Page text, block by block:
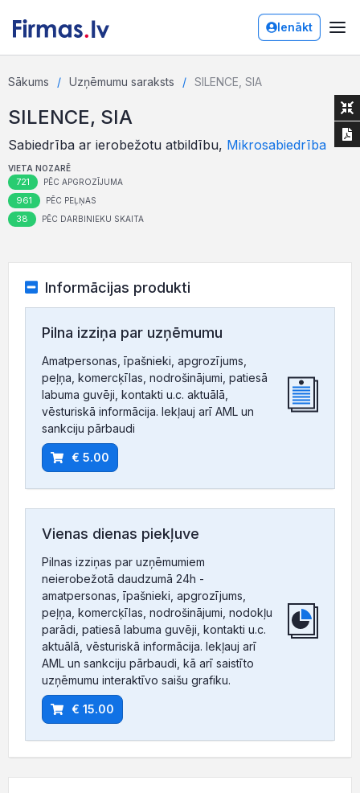
Ienākt
Sākums Uzņēmumu saraksts SILENCE, SIA
SILENCE, SIA
Sabiedrība ar ierobežotu atbildību, Mikrosabiedrība
VIETA NOZARĒ
721 PĒC APGROZĪJUMA
961 PĒC PEĻŅAS
38 PĒC DARBINIEKU SKAITA
Informācijas produkti
Pilna izziņa par uzņēmumu
Amatpersonas, īpašnieki, apgrozījums,
peļņa, komercķīlas, nodrošinājumi, patiesā
labuma guvēji, kontakti u.c. aktuālā,
vēsturiskā informācija. Iekļauj arī AML un
sankciju pārbaudi
€ 5.00
Vienas dienas piekļuve
Pilnas izziņas par uzņēmumiem
neierobežotā daudzumā 24h -
amatpersonas, īpašnieki, apgrozījums,
peļņa, komercķīlas, nodrošinājumi, nodokļu
parādi, patiesā labuma guvēji, kontakti u.c.
aktuālā, vēsturiskā informācija. Iekļauj arī
AML un sankciju pārbaudi, kā arī saistīto
uzņēmumu interaktīvo saišu grafiku.
€ 15.00